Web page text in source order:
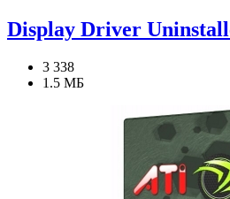
Display Driver
3 338
1.5 МБ